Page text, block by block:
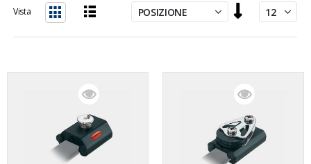
la
direzione
Vista